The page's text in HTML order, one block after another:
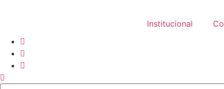
Institucional